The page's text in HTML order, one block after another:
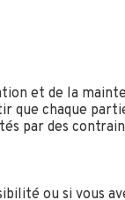
et de la
que chaque
par des
ou si vous